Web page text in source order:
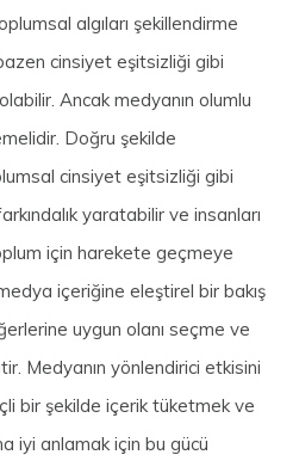
algıları şekillendirme
cinsiyet eşitsizliği gibi
Ancak medyanın olumlu
Doğru şekilde
cinsiyet eşitsizliği gibi
yaratabilir ve insanları
için harekete geçmeye
içeriğine eleştirel bir bakış
uygun olanı seçme ve
Medyanın yönlendirici etkisini
bir şekilde içerik tüketmek ve
iyi anlamak için bu gücü